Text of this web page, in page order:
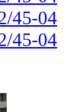
45-04
45-04